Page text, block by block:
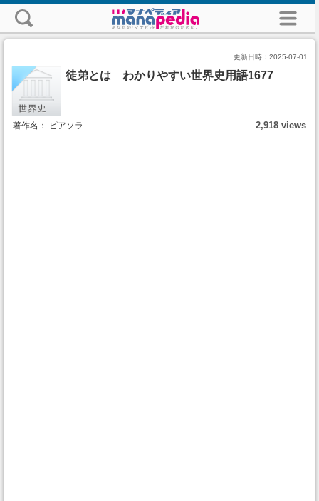
更新日時： 2025-07-01
徒弟とは わかりやすい世界史用語1677
著作名： ピアソラ 2,918 views